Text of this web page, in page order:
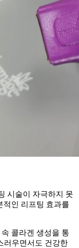
시술이 자극하지 못
적인 리프팅 효과를
콜라겐 생성을 통
러우면서도 건강한